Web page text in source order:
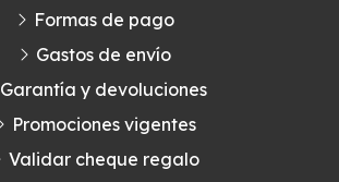
Formas de pago
Gastos de envío
Garantía y devoluciones
Promociones vigentes
Validar cheque regalo